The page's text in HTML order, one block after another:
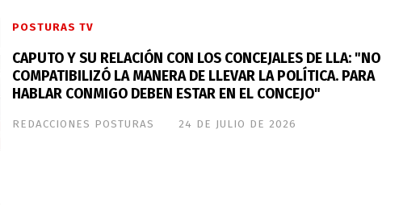
CAPUTO Y SU RELACIÓN CON LOS CONCEJALES DE LLA: "NO
COMPATIBILIZÓ LA MANERA DE LLEVAR LA POLÍTICA. PARA
HABLAR CONMIGO DEBEN ESTAR EN EL CONCEJO"
REDACCIONES POSTURAS
POSTURAS TV
24 DE JULIO DE 2026